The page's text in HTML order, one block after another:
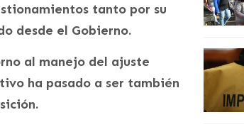
tanto por su
desde el Gobierno.
al manejo del ajuste
ha pasado a ser también